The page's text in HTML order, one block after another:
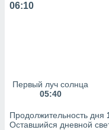
06:10
Первый луч солнца
05:40
Продолжительность дня
Оставшийся дневной